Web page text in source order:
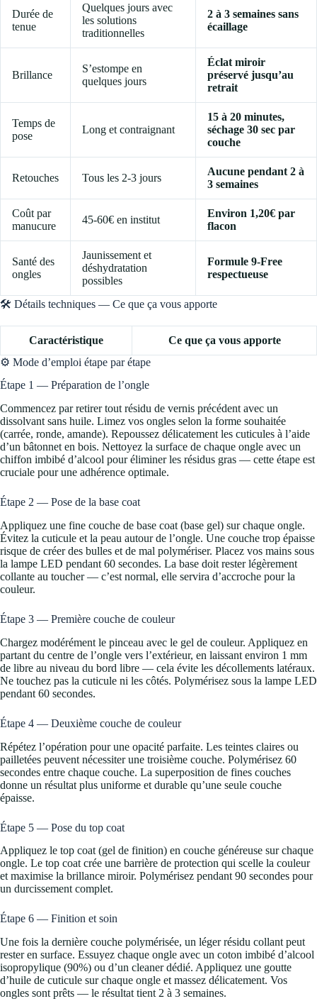
Durée de
tenue
Quelques jours avec
les solutions
traditionnelles
2 à 3 semaines sans
écaillage
Brillance
S’estompe en
quelques jours
Éclat miroir
préservé jusqu’au
retrait
Temps de
pose
Long et contraignant
15 à 20 minutes,
séchage 30 sec par
couche
Retouches Tous les 2-3 jours
Aucune pendant 2 à
3 semaines
Coût par
manucure
45-60€ en institut
Environ 1,20€ par
flacon
Santé des
ongles
Jaunissement et
déshydratation
possibles
Formule 9-Free
respectueuse
🛠️ Détails techniques — Ce que ça vous apporte
Caractéristique
Ce que ça vous apporte
⚙️ Mode d’emploi étape par étape
Étape 1 — Préparation de l’ongle
Commencez par retirer tout résidu de vernis précédent avec un
dissolvant sans huile. Limez vos ongles selon la forme souhaitée
(carrée, ronde, amande). Repoussez délicatement les cuticules à l’aide
d’un bâtonnet en bois. Nettoyez la surface de chaque ongle avec un
chiffon imbibé d’alcool pour éliminer les résidus gras — cette étape est
cruciale pour une adhérence optimale.
Étape 2 — Pose de la base coat
Appliquez une fine couche de base coat (base gel) sur chaque ongle.
Évitez la cuticule et la peau autour de l’ongle. Une couche trop épaisse
risque de créer des bulles et de mal polymériser. Placez vos mains sous
la lampe LED pendant 60 secondes. La base doit rester légèrement
collante au toucher — c’est normal, elle servira d’accroche pour la
couleur.
Étape 3 — Première couche de couleur
Chargez modérément le pinceau avec le gel de couleur. Appliquez en
partant du centre de l’ongle vers l’extérieur, en laissant environ 1 mm
de libre au niveau du bord libre — cela évite les décollements latéraux.
Ne touchez pas la cuticule ni les côtés. Polymérisez sous la lampe LED
pendant 60 secondes.
Étape 4 — Deuxième couche de couleur
Répétez l’opération pour une opacité parfaite. Les teintes claires ou
pailletées peuvent nécessiter une troisième couche. Polymérisez 60
secondes entre chaque couche. La superposition de fines couches
donne un résultat plus uniforme et durable qu’une seule couche
épaisse.
Étape 5 — Pose du top coat
Appliquez le top coat (gel de finition) en couche généreuse sur chaque
ongle. Le top coat crée une barrière de protection qui scelle la couleur
et maximise la brillance miroir. Polymérisez pendant 90 secondes pour
un durcissement complet.
Étape 6 — Finition et soin
Une fois la dernière couche polymérisée, un léger résidu collant peut
rester en surface. Essuyez chaque ongle avec un coton imbibé d’alcool
isopropylique (90%) ou d’un cleaner dédié. Appliquez une goutte
d’huile de cuticule sur chaque ongle et massez délicatement. Vos
ongles sont prêts — le résultat tient 2 à 3 semaines.